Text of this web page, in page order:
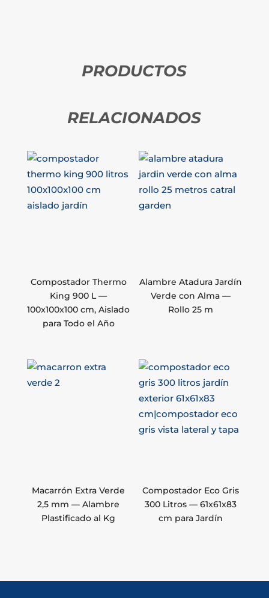
PRODUCTOS
RELACIONADOS
Compostador Thermo
King 900 L —
100x100x100 cm, Aislado
para Todo el Año
Alambre Atadura Jardín
Verde con Alma —
Rollo 25 m
Macarrón Extra Verde
2,5 mm — Alambre
Plastificado al Kg
Compostador Eco Gris
300 Litros — 61x61x83
cm para Jardín